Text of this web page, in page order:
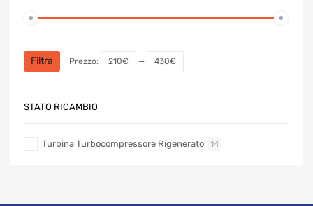
Min
Max
Filtra Prezzo: 210€ — 430€
STATO RICAMBIO
Turbina Turbocompressore Rigenerato 14